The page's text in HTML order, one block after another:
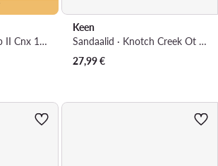
Sandaalid · Seacamp II Cnx 1014470 · Punane
Keen
Sandaalid · Knotch Creek Ot 1027225 · Hall
27,99€